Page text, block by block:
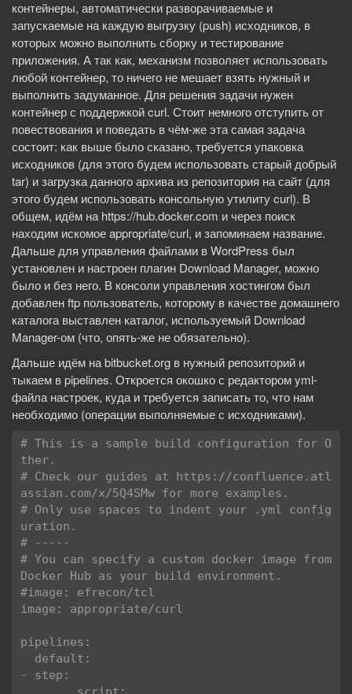
контейнеры, автоматически разворачиваемые и
запускаемые на каждую выгрузку (push) исходников, в
которых можно выполнить сборку и тестирование
приложения. А так как, механизм позволяет использовать
любой контейнер, то ничего не мешает взять нужный и
выполнить задуманное. Для решения задачи нужен
контейнер с поддержкой curl. Стоит немного отступить от
повествования и поведать в чём-же эта самая задача
состоит: как выше было сказано, требуется упаковка
исходников (для этого будем использовать старый добрый
tar) и загрузка данного архива из репозитория на сайт (для
этого будем использовать консольную утилиту curl). В
общем, идём на https://hub.docker.com и через поиск
находим искомое appropriate/curl, и запоминаем название.
Дальше для управления файлами в WordPress был
установлен и настроен плагин Download Manager, можно
было и без него. В консоли управления хостингом был
добавлен ftp пользователь, которому в качестве домашнего
каталога выставлен каталог, используемый Download
Manager-ом (что, опять-же не обязательно).
Дальше идём на bitbucket.org в нужный репозиторий и
тыкаем в pipelines. Откроется окошко с редактором yml-
файла настроек, куда и требуется записать то, что нам
необходимо (операции выполняемые с исходниками).
# This is a sample build configuration for O
ther.
# Check our guides at https://confluence.atl
assian.com/x/5Q4SMw for more examples.
# Only use spaces to indent your .yml config
uration.
# -----
# You can specify a custom docker image from
Docker Hub as your build environment.
#image: efrecon/tcl
image: appropriate/curl
pipelines:
- step: